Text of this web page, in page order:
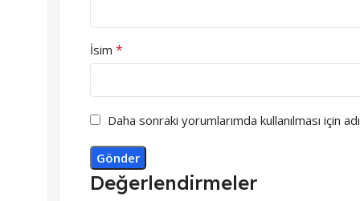
Değerlendirmeler
İsim *
Daha sonraki yorumlarımda kullanılması için